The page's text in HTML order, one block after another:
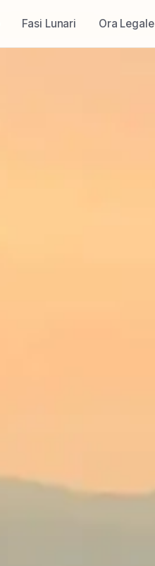
Fasi Lunari Ora Legale